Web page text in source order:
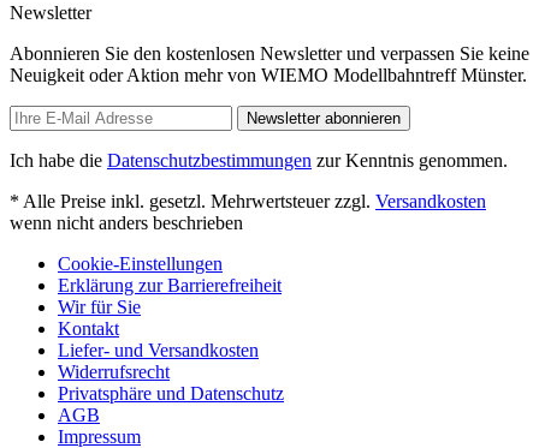
Newsletter
Abonnieren Sie den kostenlosen Newsletter und verpassen Sie keine
Neuigkeit oder Aktion mehr von WIEMO Modellbahntreff Münster.
Newsletter abonnieren
Ich habe die Datenschutzbestimmungen zur Kenntnis genommen.
* Alle Preise inkl. gesetzl. Mehrwertsteuer zzgl. Versandkosten
wenn nicht anders beschrieben
Cookie-Einstellungen
Erklärung zur Barrierefreiheit
Wir für Sie
Kontakt
Liefer- und Versandkosten
Widerrufsrecht
Privatsphäre und Datenschutz
AGB
Impressum